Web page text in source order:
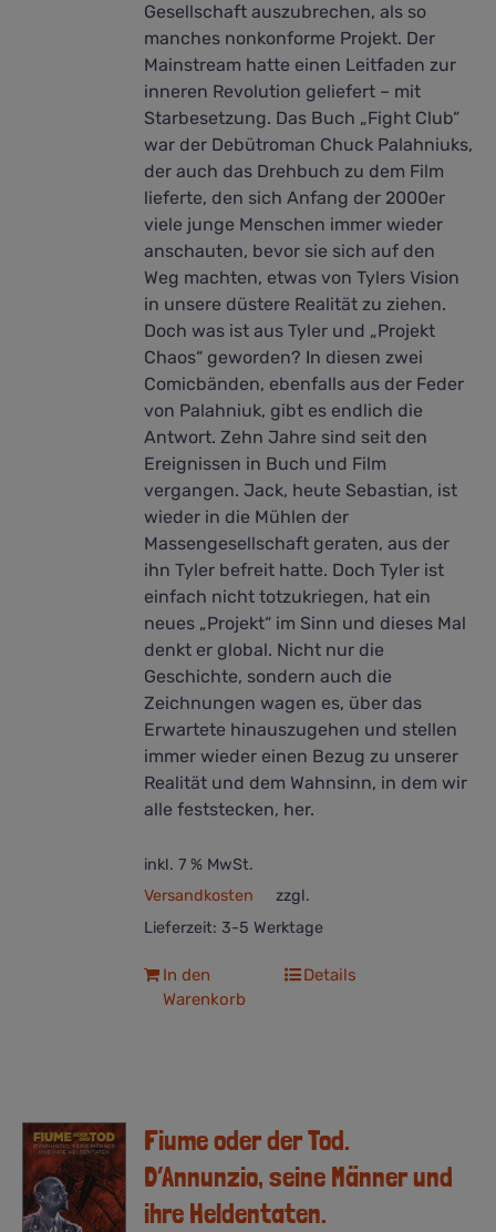
Gesellschaft auszubrechen, als so
manches nonkonforme Projekt. Der
Mainstream hatte einen Leitfaden zur
inneren Revolution geliefert – mit
Starbesetzung. Das Buch „Fight Club“
war der Debütroman Chuck Palahniuks,
der auch das Drehbuch zu dem Film
lieferte, den sich Anfang der 2000er
viele junge Menschen immer wieder
anschauten, bevor sie sich auf den
Weg machten, etwas von Tylers Vision
in unsere düstere Realität zu ziehen.
Doch was ist aus Tyler und „Projekt
Chaos“ geworden? In diesen zwei
Comicbänden, ebenfalls aus der Feder
von Palahniuk, gibt es endlich die
Antwort. Zehn Jahre sind seit den
Ereignissen in Buch und Film
vergangen. Jack, heute Sebastian, ist
wieder in die Mühlen der
Massengesellschaft geraten, aus der
ihn Tyler befreit hatte. Doch Tyler ist
einfach nicht totzukriegen, hat ein
neues „Projekt“ im Sinn und dieses Mal
denkt er global. Nicht nur die
Geschichte, sondern auch die
Zeichnungen wagen es, über das
Erwartete hinauszugehen und stellen
immer wieder einen Bezug zu unserer
Realität und dem Wahnsinn, in dem wir
alle feststecken, her.
inkl. 7 % MwSt.
zzgl.
Versandkosten
Lieferzeit: 3-5 Werktage
In den
Warenkorb
Details
Fiume oder der Tod.
D’Annunzio, seine Männer und
ihre Heldentaten.